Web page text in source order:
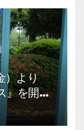
）より
』を開
混雑情